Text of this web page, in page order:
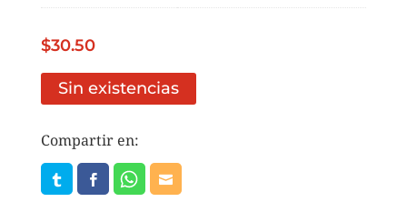
$30.50
Sin existencias
Compartir en: